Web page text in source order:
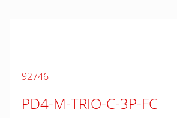
92746
PD4-M-TRIO-C-3P-FC